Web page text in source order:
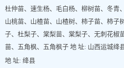
杜仲苗、速生杨、毛白杨、柳树苗、冬青
山桃苗、山楂苗、山楂树、柿子苗、柿子
子、杜梨子、棠梨苗、棠梨子、无刺花椒
苗、五角枫、五角枫子 地 址: 山西运城绛
地 址: 绛县